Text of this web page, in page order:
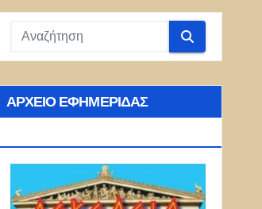
ΑΡΧΕΊΟ ΕΦΗΜΕΡΊΔΑΣ